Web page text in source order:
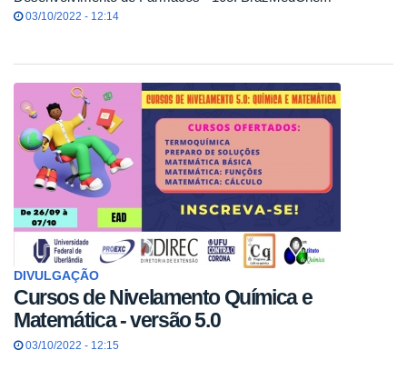
03/10/2022 - 12:14
DIVULGAÇÃO
Cursos de Nivelamento Química e
Matemática - versão 5.0
03/10/2022 - 12:15